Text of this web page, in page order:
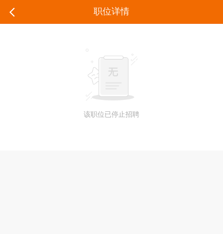
职位详情
该职位已停止招聘